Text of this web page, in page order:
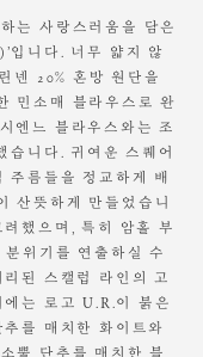
로 인한
는 사랑스러움을 담은
입니다. 너무 얇지 않
넨 20% 혼방 원단을
민소매 블라우스로 완
엔느 블라우스와는 조
습니다. 귀여운 스퀘어
주름들을 정교하게 배
산뜻하게 만들었습니
했으며, 특히 암홀 부
위기를 연출하실 수
된 스캘럽 라인의 고
는 로고 U.R.이 붉은
를 매치한 화이트와